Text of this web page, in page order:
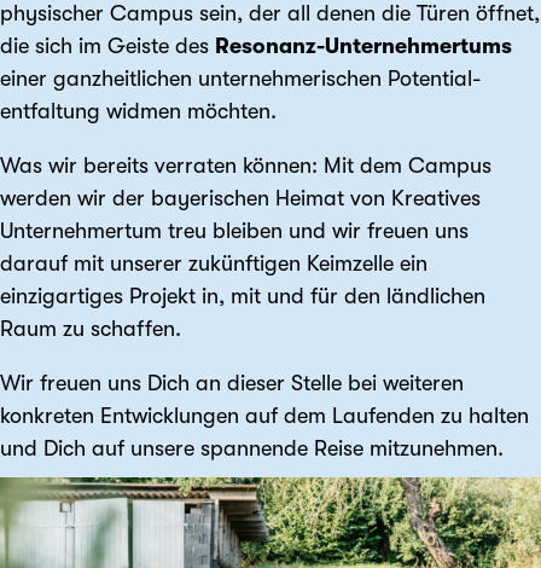
physischer Campus sein, der all denen die Türen öffnet,
die sich im Geiste des Resonanz-Unternehmertums
einer ganzheitlichen unternehmerischen Potential­
entfaltung widmen möchten.
Was wir bereits verraten können: Mit dem Campus
werden wir der bayerischen Heimat von Kreatives
Unternehmertum treu bleiben und wir freuen uns
darauf mit unserer zukünftigen Keimzelle ein
einzigartiges Projekt in, mit und für den ländlichen
Raum zu schaffen.
Wir freuen uns Dich an dieser Stelle bei weiteren
konkreten Entwicklungen auf dem Laufenden zu halten
und Dich auf unsere spannende Reise mitzunehmen.